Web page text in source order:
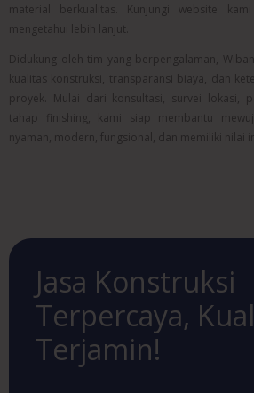
material berkualitas. Kunjungi website
mengetahui lebih lanjut.
Didukung oleh tim yang berpengalaman,
kualitas konstruksi, transparansi biaya, dan
proyek. Mulai dari konsultasi, survei lokasi,
tahap finishing, kami siap membantu
nyaman, modern, fungsional, dan memiliki nilai
Jasa Konstruksi
Terpercaya,
Terjamin!